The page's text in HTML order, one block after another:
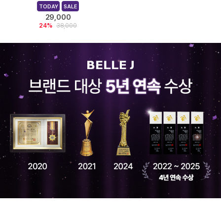
TODAY SALE
29,000
24% 38,000